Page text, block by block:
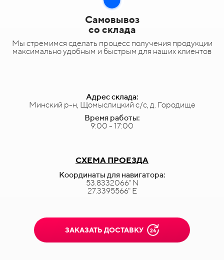
Самовывоз
со склада
Мы стремимся сделать процесс получения продукции
максимально удобным и быстрым для наших клиентов
Адрес склада:
Минский р-н, Щомыслицкий с/с, д. Городище
Время работы:
9:00 - 17:00
СХЕМА ПРОЕЗДА
Координаты для навигатора:
53.8332066" N
27.3395566" E
ЗАКАЗАТЬ ДОСТАВКУ